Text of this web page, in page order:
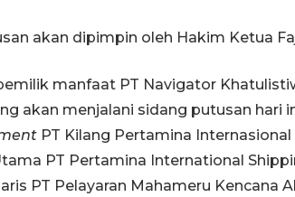
akan dipimpin oleh Hakim Ketua
manfaat PT Navigator
akan menjalani sidang putusan hari
PT Kilang Pertamina
PT Pertamina International
PT Pelayaran Mahameru Kencana